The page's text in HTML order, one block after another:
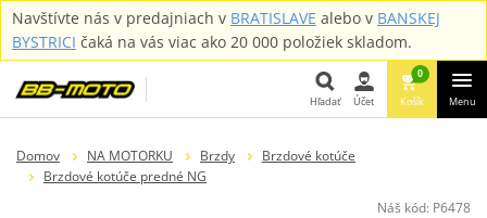
Navštívte nás v predajniach v BRATISLAVE alebo v BANSKEJ
BYSTRICI čaká na vás viac ako 20 000 položiek skladom.
Hľadať Účet
0
Košík Menu
Domov NA MOTORKU Brzdy
Brzdové kotúče
Brzdové kotúče predné NG
Náš kód: P6478